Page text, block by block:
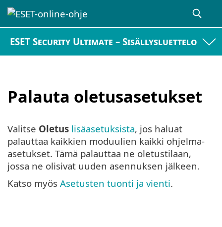
ESET Security Ultimate – Sisällysluettelo
Palauta oletusasetukset
Valitse Oletus lisäasetuksista, jos haluat
palauttaa kaikkien moduulien kaikki ohjelma-
asetukset. Tämä palauttaa ne oletustilaan,
jossa ne olisivat uuden asennuksen jälkeen.
Katso myös Asetusten tuonti ja vienti.